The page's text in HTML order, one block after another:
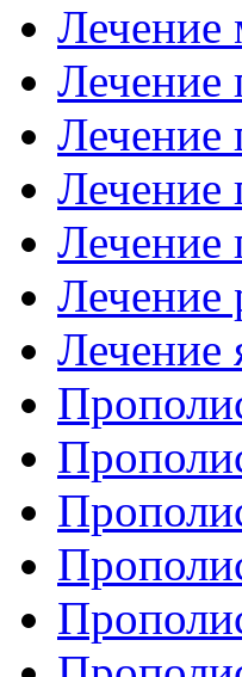
Лечение
Лечение
Лечение
Лечение
Лечение
Лечение
Лечение